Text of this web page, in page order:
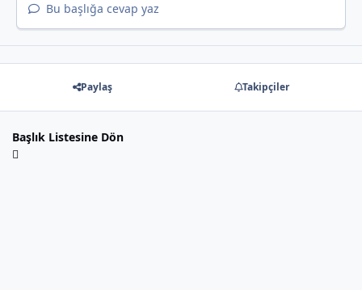
Bu başlığa cevap yaz
Paylaş Takipçiler
Başlık Listesine Dön